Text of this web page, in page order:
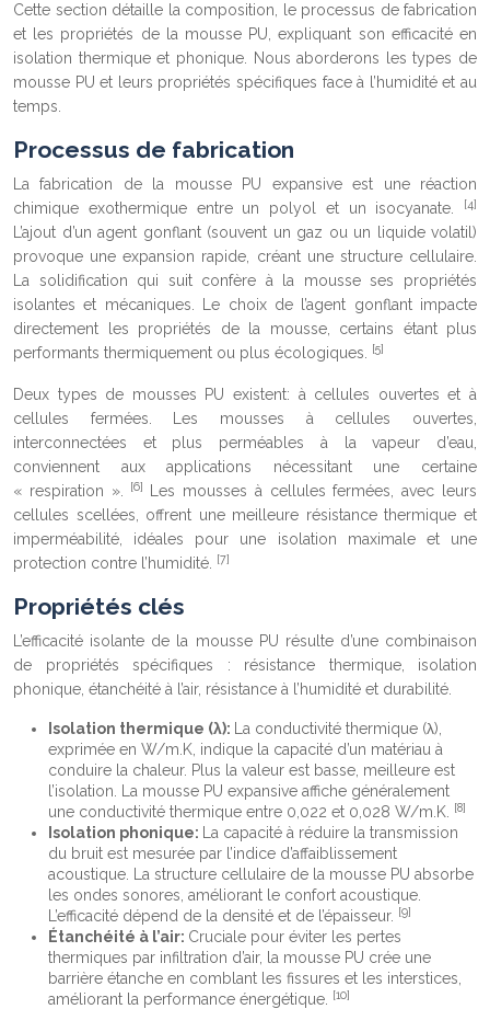
Cette section détaille la composition, le processus de fabrication
et les propriétés de la mousse PU, expliquant son efficacité en
isolation thermique et phonique. Nous aborderons les types de
mousse PU et leurs propriétés spécifiques face à l’humidité et au
temps.
Processus de fabrication
La fabrication de la mousse PU expansive est une réaction
chimique exothermique entre un polyol et un isocyanate.
[4]
L’ajout d’un agent gonflant (souvent un gaz ou un liquide volatil)
provoque une expansion rapide, créant une structure cellulaire.
La solidification qui suit confère à la mousse ses propriétés
isolantes et mécaniques. Le choix de l’agent gonflant impacte
directement les propriétés de la mousse, certains étant plus
performants thermiquement ou plus écologiques.
[5]
Deux types de mousses PU existent: à cellules ouvertes et à
cellules fermées. Les mousses à cellules ouvertes,
interconnectées et plus perméables à la vapeur d’eau,
conviennent aux applications nécessitant une certaine
« respiration ».
[6]
Les mousses à cellules fermées, avec leurs
cellules scellées, offrent une meilleure résistance thermique et
imperméabilité, idéales pour une isolation maximale et une
protection contre l’humidité.
[7]
Propriétés clés
L’efficacité isolante de la mousse PU résulte d’une combinaison
de propriétés spécifiques : résistance thermique, isolation
phonique, étanchéité à l’air, résistance à l’humidité et durabilité.
Isolation thermique (λ):
La conductivité thermique (λ),
exprimée en W/m.K, indique la capacité d’un matériau à
conduire la chaleur. Plus la valeur est basse, meilleure est
l’isolation. La mousse PU expansive affiche généralement
une conductivité thermique entre 0,022 et 0,028 W/m.K.
[8]
Isolation phonique:
La capacité à réduire la transmission
du bruit est mesurée par l’indice d’affaiblissement
acoustique. La structure cellulaire de la mousse PU absorbe
les ondes sonores, améliorant le confort acoustique.
L’efficacité dépend de la densité et de l’épaisseur. [9]
Étanchéité à l’air: Cruciale pour éviter les pertes
thermiques par infiltration d’air, la mousse PU crée une
barrière étanche en comblant les fissures et les interstices,
améliorant la performance énergétique.
[10]